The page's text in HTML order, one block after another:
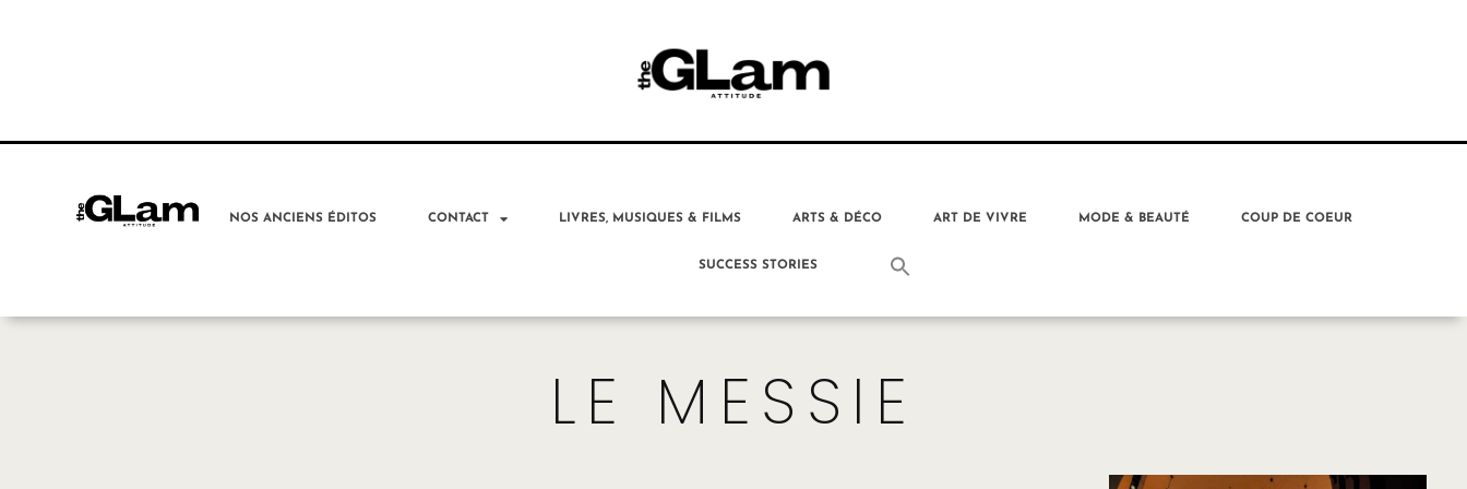
NOS ANCIENS ÉDITOS CONTACT LIVRES, MUSIQUES & FILMS ARTS & DÉCO ART DE VIVRE MODE & BEAUTÉ COUP DE COEUR
SUCCESS STORIES
LE MESSIE